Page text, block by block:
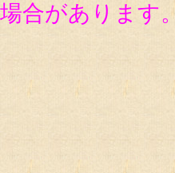
場合があります。